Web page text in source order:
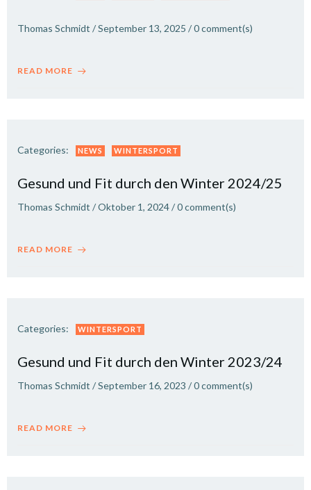
Thomas Schmidt /September 13, 2025 /0comment(s)
READ MORE
Categories: NEWS WINTERSPORT
Gesund und Fit durch den Winter 2024/25
Thomas Schmidt /Oktober 1, 2024/0comment(s)
READ MORE
Categories: WINTERSPORT
Gesund und Fit durch den Winter 2023/24
Thomas Schmidt /September 16, 2023 /0comment(s)
READ MORE